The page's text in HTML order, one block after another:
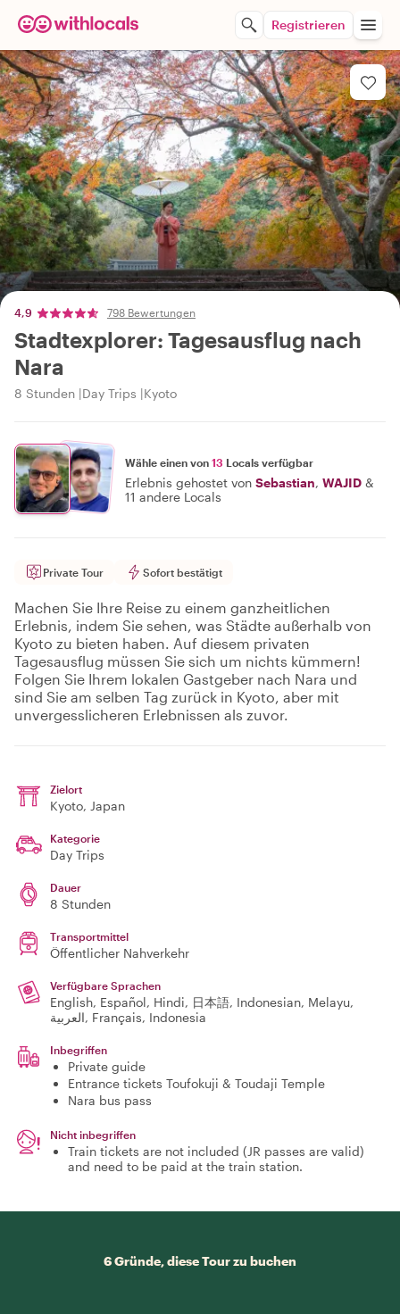
Registrieren
4,9 798 Bewertungen
Stadtexplorer: Tagesausflug nach
Nara
8 Stunden Day Trips Kyoto
Wähle einen von 13 Locals verfügbar
Erlebnis gehostet von Sebastian, WAJID &
11 andere Locals
Private Tour Sofort bestätigt
Machen Sie Ihre Reise zu einem ganzheitlichen
Erlebnis, indem Sie sehen, was Städte außerhalb von
Kyoto zu bieten haben. Auf diesem privaten
Tagesausflug müssen Sie sich um nichts kümmern!
Folgen Sie Ihrem lokalen Gastgeber nach Nara und
sind Sie am selben Tag zurück in Kyoto, aber mit
unvergesslicheren Erlebnissen als zuvor.
Zielort
Kyoto, Japan
Kategorie
Day Trips
Dauer
8 Stunden
Transportmittel
Öffentlicher Nahverkehr
Verfügbare Sprachen
English, Español, Hindi, 日本語, Indonesian, Melayu,
العربية, Français, Indonesia
Inbegriffen
Private guide
Entrance tickets Toufokuji & Toudaji Temple
Nara bus pass
Nicht inbegriffen
Train tickets are not included (JR passes are valid)
and need to be paid at the train station.
6 Gründe, diese Tour zu buchen